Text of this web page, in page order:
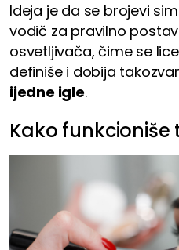
Ideja je da se brojevi
vodič za pravilno
osvetljivača, čime se
definiše i dobija
ijedne igle.
Kako funkcioniše